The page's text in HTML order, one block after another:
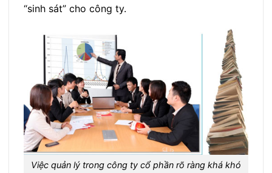
“sinh sát” cho công ty.
Việc quản lý trong công ty cổ phần rõ ràng khá khó